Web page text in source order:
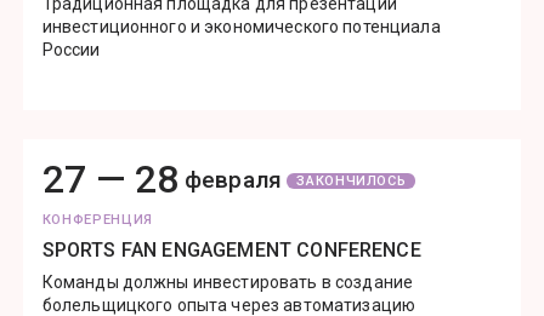
инвестиционного и экономического потенциала
России
27 — 28 февраля ЗАКОНЧИЛОСЬ
КОНФЕРЕНЦИЯ
SPORTS FAN ENGAGEMENT CONFERENCE
Команды должны инвестировать в создание
болельщицкого опыта через автоматизацию